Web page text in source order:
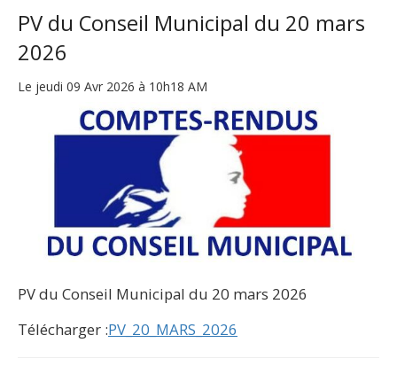
PV du Conseil Municipal du 20 mars
2026
Le jeudi 09 Avr 2026 à 10h18 AM
PV du Conseil Municipal du 20 mars 2026
Télécharger :PV_20_MARS_2026